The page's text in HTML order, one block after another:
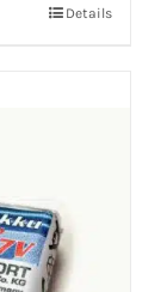
Details